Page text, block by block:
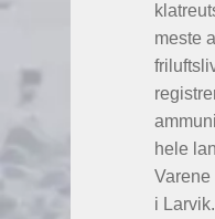
meste
hele
Varene
i Larvik.